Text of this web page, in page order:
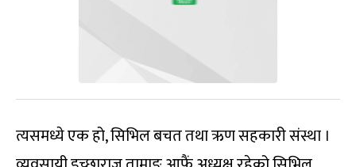
त्यसमध्ये एक हो, सिभिल बचत तथा ऋण सहकारी संस्था ।